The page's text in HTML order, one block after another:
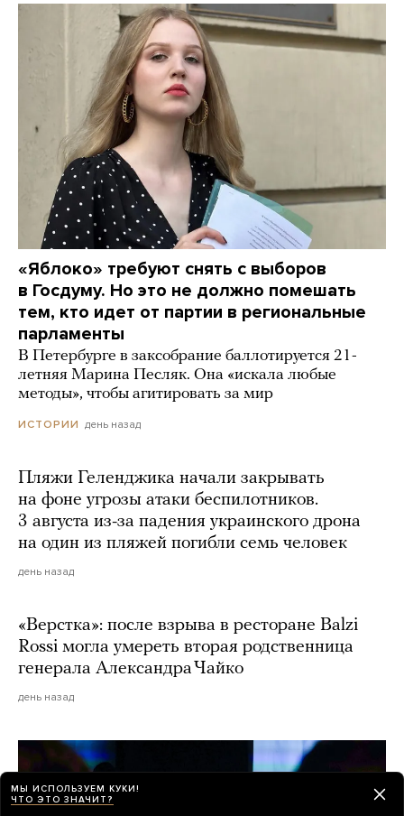
«Яблоко» требуют снять с выборов
в Госдуму. Но это не должно помешать
тем, кто идет от партии в региональные
парламенты
В Петербурге в заксобрание баллотируется 21-
летняя Марина Песляк. Она «искала любые
методы», чтобы агитировать за мир
ИСТОРИИ день назад
Пляжи Геленджика начали закрывать
на фоне угрозы атаки беспилотников.
3 августа из-за падения украинского дрона
на один из пляжей погибли семь человек
день назад
«Верстка»: после взрыва в ресторане Balzi
Rossi могла умереть вторая родственница
генерала Александра Чайко
день назад
МЫ ИСПОЛЬЗУЕМ КУКИ!
ЧТО ЭТО ЗНАЧИТ?